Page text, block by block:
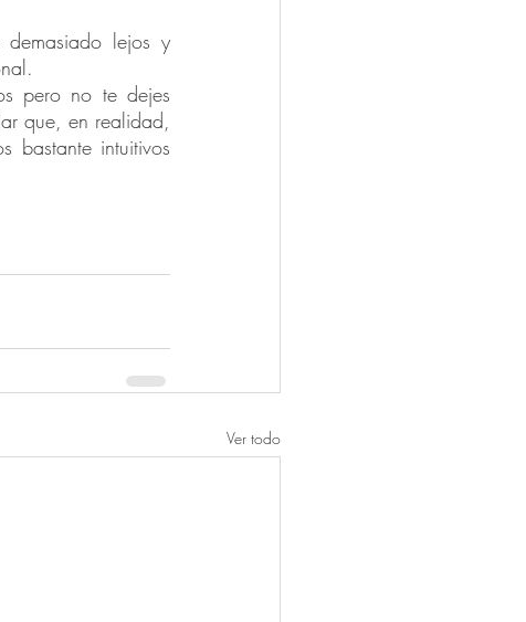
lejos y
pero no te dejes
que, en realidad,
bastante intuitivos
Ver todo